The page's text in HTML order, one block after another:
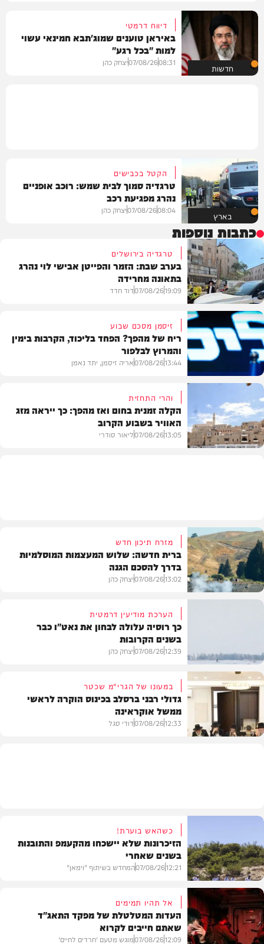
חדשות
דיווח דרמטי
באיראן טוענים שמוג'תבא חמינאי עשוי
למות "בכל רגע"
08:31
07/08/26יצחק כהן
בארץ
הקטל בכבישים
טרגדיה סמוך לבית שמש: רוכב אופניים
נהרג מפגיעת רכב
08:04
07/08/26יצחק כהן
כתבות נוספות
בארץ
טרגדיה בירושלים
בערב שבת: הזמר והפייטן אבישי לוי נהרג
בתאונה מחרידה
19:09
07/08/26דוד חדד
פוליטי
זיסמן מסכם שבוע
ריח של מהפך? הפחד בליכוד, הקרבות בימין
והמרוץ לבלפור
13:44
07/08/26אריה זיסמן, יתד נאמן
והרי התחזית
הקלה זמנית בחום ואז מהפך: כך ייראה מזג
האוויר בשבוע הקרוב
13:05
07/08/26ליאור סודרי
מזרח תיכון חדש
ברית חדשה: שלוש המעצמות המוסלמיות
בדרך להסכם הגנה
13:02
07/08/26יצחק כהן
הערכת מודיעין דרמטית
כך רוסיה עלולה לבחון את נאט"ו כבר
בשנים הקרובות
12:39
07/08/26יצחק כהן
במעונו של הגרי"מ שכטר
גדולי רבני ברסלב בכינוס הוקרה לראשי
ממשל אוקראינה
12:33
07/08/26דודי סגל
וידאו
כשהאש בוערת!
הזיכרונות שלא יישכחו מהקעמפ והתובנות
בשנים שאחרי
12:21
07/08/26המחדש בשיתוף "וימאן"
אל תהיו תמימים
העדות המטלטלת של מפקד התאג"ד
שאתם חייבים לקרוא
12:09
07/08/26מוגש מטעם 'חרדים לחיים'